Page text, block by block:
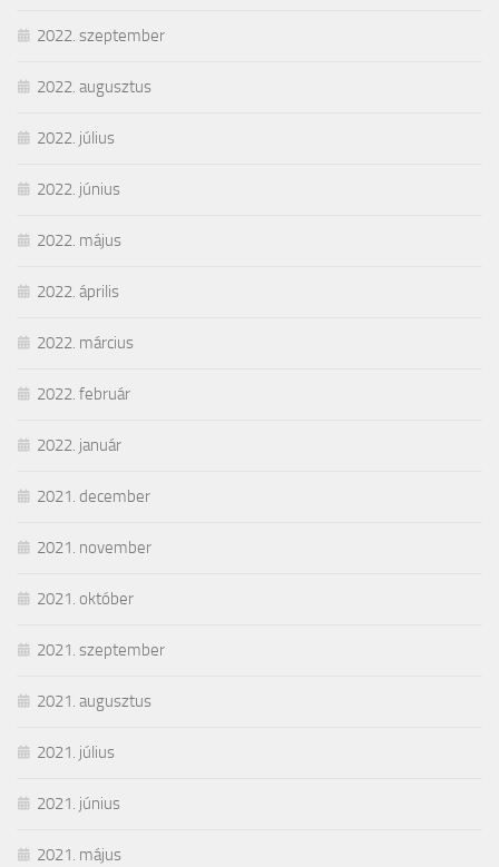
2022. szeptember
2022. augusztus
2022. július
2022. június
2022. május
2022. április
2022. március
2022. február
2022. január
2021. december
2021. november
2021. október
2021. szeptember
2021. augusztus
2021. július
2021. június
2021. május